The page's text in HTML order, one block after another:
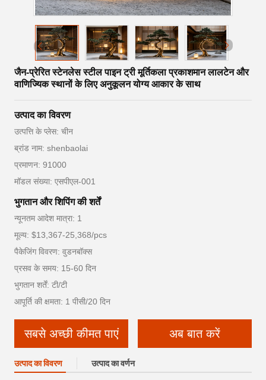
जैन-प्रेरित स्टेनलेस स्टील पाइन ट्री मूर्तिकला प्रकाशमान लालटेन और
वाणिज्यिक स्थानों के लिए अनुकूलन योग्य आकार के साथ
उत्पाद का विवरण
उत्पत्ति के प्लेस: चीन
ब्रांड नाम: shenbaolai
प्रमाणन: 91000
मॉडल संख्या: एसपीएल-001
भुगतान और शिपिंग की शर्तें
न्यूनतम आदेश मात्रा: 1
मूल्य: $13,367-25,368/pcs
पैकेजिंग विवरण: वुडनबॉक्स
प्रसव के समय: 15-60 दिन
भुगतान शर्तें: टी/टी
आपूर्ति की क्षमता: 1 पीसी/20 दिन
सबसे अच्छी कीमत पाएं अब बात करें
उत्पाद का विवरण उत्पाद का वर्णन